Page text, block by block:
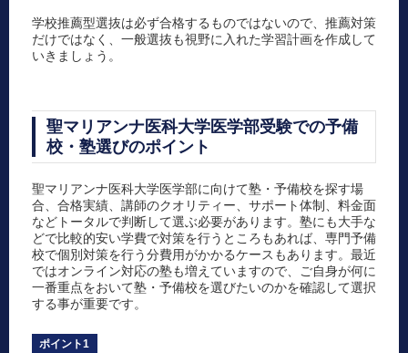
学校推薦型選抜は必ず合格するものではないので、推薦対策
だけではなく、一般選抜も視野に入れた学習計画を作成して
いきましょう。
聖マリアンナ医科大学医学部受験での予備
校・塾選びのポイント
聖マリアンナ医科大学医学部に向けて塾・予備校を探す場
合、合格実績、講師のクオリティー、サポート体制、料金面
などトータルで判断して選ぶ必要があります。塾にも大手な
どで比較的安い学費で対策を行うところもあれば、専門予備
校で個別対策を行う分費用がかかるケースもあります。最近
ではオンライン対応の塾も増えていますので、ご自身が何に
一番重点をおいて塾・予備校を選びたいのかを確認して選択
する事が重要です。
ポイント1